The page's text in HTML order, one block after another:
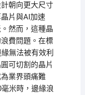
朝向更大尺寸
片與AI加速
然而，這種晶
費問題。在標
無法被有效利
可切割的晶片
業界頭痛難
米時，邊緣浪